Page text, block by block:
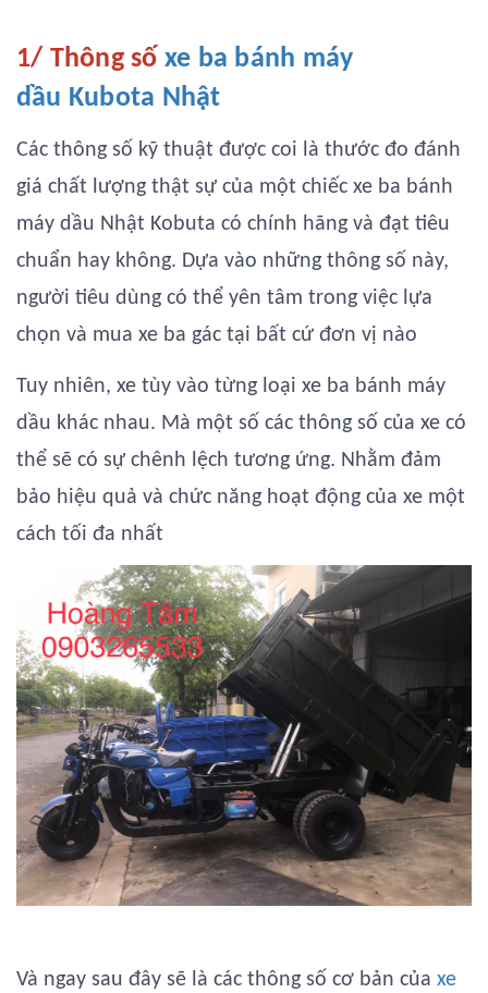
1/ Thông số xe ba bánh máy
dầu Kubota Nhật
Các thông số kỹ thuật được coi là thước đo đánh
giá chất lượng thật sự của một chiếc xe ba bánh
máy dầu Nhật Kobuta có chính hãng và đạt tiêu
chuẩn hay không. Dựa vào những thông số này,
người tiêu dùng có thể yên tâm trong việc lựa
chọn và mua xe ba gác tại bất cứ đơn vị nào
Tuy nhiên, xe tùy vào từng loại xe ba bánh máy
dầu khác nhau. Mà một số các thông số của xe có
thể sẽ có sự chênh lệch tương ứng. Nhằm đảm
bảo hiệu quả và chức năng hoạt động của xe một
cách tối đa nhất
Và ngay sau đây sẽ là các thông số cơ bản của xe